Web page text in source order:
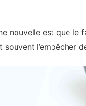
nouvelle est que le
souvent l’empêcher